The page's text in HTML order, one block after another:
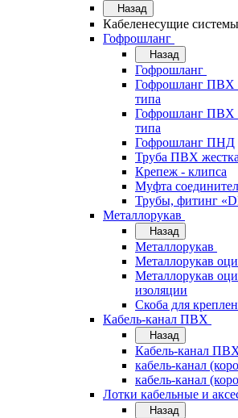
Назад
Кабеленесущие системы
Гофрошланг
Назад
Гофрошланг
Гофрошланг ПВХ
типа
Гофрошланг ПВХ
типа
Гофрошланг ПНД
Труба ПВХ
Крепеж - клипса
Муфта
Трубы, фитинг
Металлорукав
Назад
Металлорукав
Металлорукав
Металлорукав
изоляции
Скоба для
Кабель-канал ПВХ
Назад
Кабель-канал
кабель-канал
кабель-канал
Лотки кабельные и
Назад